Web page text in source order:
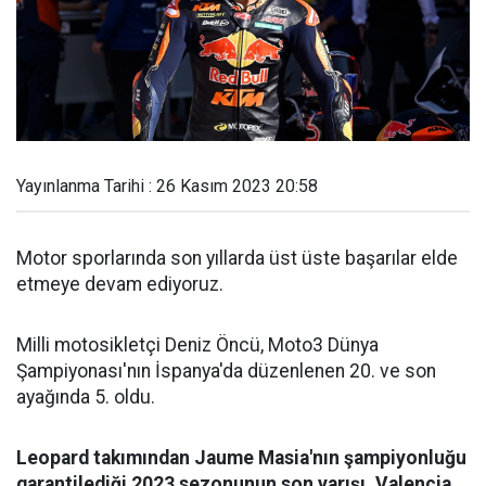
Yayınlanma Tarihi : 26 Kasım 2023 20:58
Motor sporlarında son yıllarda üst üste başarılar elde
etmeye devam ediyoruz.
Milli motosikletçi Deniz Öncü, Moto3 Dünya
Şampiyonası'nın İspanya'da düzenlenen 20. ve son
ayağında 5. oldu.
Leopard takımından Jaume Masia'nın şampiyonluğu